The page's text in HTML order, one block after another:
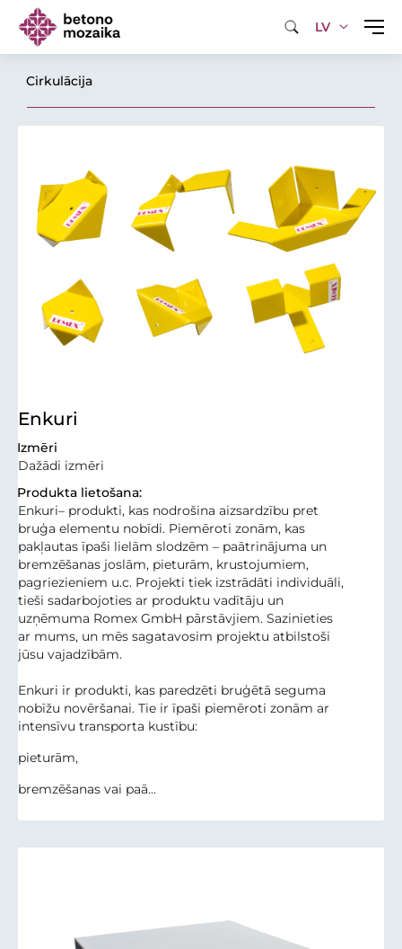
LV
Cirkulācija
Enkuri
Izmēri
Dažādi izmēri
Produkta lietošana:
Enkuri– produkti, kas nodrošina aizsardzību pret
bruģa elementu nobīdi. Piemēroti zonām, kas
pakļautas īpaši lielām slodzēm – paātrinājuma un
bremzēšanas joslām, pieturām, krustojumiem,
pagriezieniem u.c. Projekti tiek izstrādāti individuāli,
tieši sadarbojoties ar produktu vadītāju un
uzņēmuma Romex GmbH pārstāvjiem. Sazinieties
ar mums, un mēs sagatavosim projektu atbilstoši
jūsu vajadzībām.
Enkuri ir produkti, kas paredzēti bruģētā seguma
nobīžu novēršanai. Tie ir īpaši piemēroti zonām ar
intensīvu transporta kustību:
pieturām,
bremzēšanas vai paā...